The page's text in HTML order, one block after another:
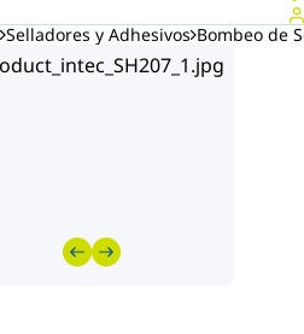
Selladores y Adhesivos Bombeo de